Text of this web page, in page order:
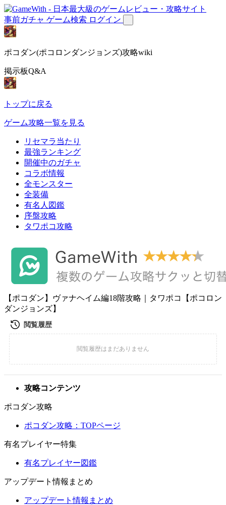
事前ガチャ ゲーム検索 ログイン
ポコダン(ポコロンダンジョンズ)攻略wiki
掲示板Q&A
トップに戻る
ゲーム攻略一覧を見る
リセマラ当たり
最強ランキング
開催中のガチャ
コラボ情報
全モンスター
全装備
有名人図鑑
序盤攻略
タワポコ攻略
【ポコダン】ヴァナヘイム編18階攻略｜タワポコ【ポコロン
ダンジョンズ】
攻略コンテンツ
ポコダン攻略
ポコダン攻略：TOPページ
有名プレイヤー特集
有名プレイヤー図鑑
アップデート情報まとめ
アップデート情報まとめ